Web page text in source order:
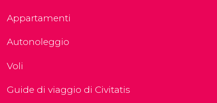
Appartamenti
Autonoleggio
Voli
Guide di viaggio di Civitatis